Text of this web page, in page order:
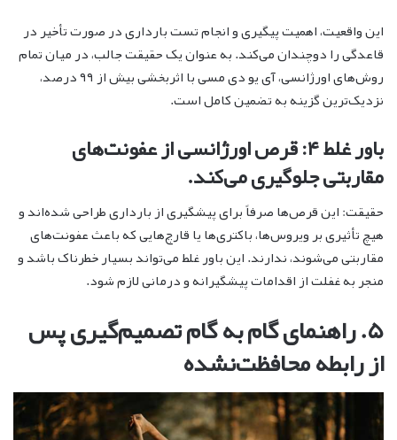
این واقعیت، اهمیت پیگیری و انجام تست بارداری در صورت تأخیر در
قاعدگی را دوچندان می‌کند. به عنوان یک حقیقت جالب، در میان تمام
روش‌های اورژانسی، آی یو دی مسی با اثربخشی بیش از ۹۹ درصد،
نزدیک‌ترین گزینه به تضمین کامل است.
باور غلط ۴: قرص اورژانسی از عفونت‌های
مقاربتی جلوگیری می‌کند.
حقیقت: این قرص‌ها صرفاً برای پیشگیری از بارداری طراحی شده‌اند و
هیچ تأثیری بر ویروس‌ها، باکتری‌ها یا قارچ‌هایی که باعث عفونت‌های
مقاربتی می‌شوند، ندارند. این باور غلط می‌تواند بسیار خطرناک باشد و
منجر به غفلت از اقدامات پیشگیرانه و درمانی لازم شود.
۵. راهنمای گام به گام تصمیم‌گیری پس
از رابطه محافظت‌نشده